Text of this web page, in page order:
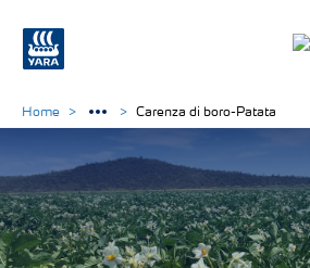
Home Carenza di boro-Patata